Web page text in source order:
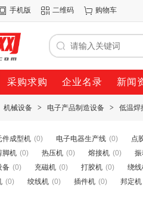
手机版 二维码 购物车
采购求购 企业名录 新闻
机械设备 > 电子产品制造设备 > 低温焊
件成型机 (0) 电子电器生产线 (0) 点
脚机 (0) 热压机 (0) 熔接机 (0) 振
备 (0) 充磁机 (0) 打胶机 (0) 绕
(0) 绞线机 (0) 插件机 (0) 邦定机